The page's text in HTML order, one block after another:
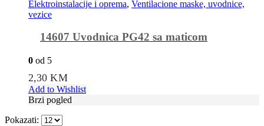
Elektroinstalacije i oprema, Ventilacione maske, uvodnice,
vezice
14607 Uvodnica PG42 sa maticom
0 od 5
2,30KM
Add to Wishlist
Brzi pogled
Pokazati: